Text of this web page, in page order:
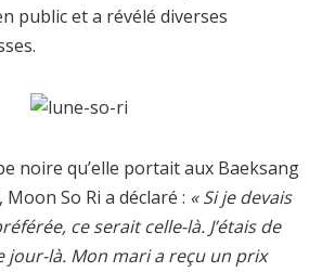
public et a révélé diverses
noire qu’elle portait aux Baeksang
So Ri a déclaré : « Si je devais
ce serait celle-là. J’étais de
jour-là. Mon mari a reçu un prix